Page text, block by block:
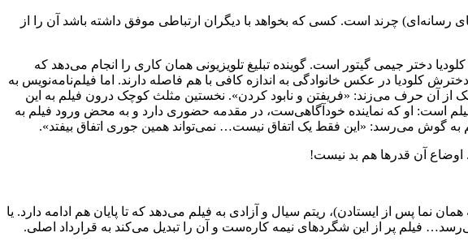
چرند است. کسی که بخواهد با دیگران ارتباطی موفق داشته باشد آن را از
دختر جیمی گیتور است. گوینده تبلیغ تلویزیونی همان کاری را انجام می‌دهد که
کلودیا در عکس خانوادگی به اندازه کافی با هم فاصله دارند. اما فیلم‌نامه‌نویس به
از آن حرف می‌زند: «فریفتن و نابود کردن». نخستین مثلث کوچک درون فیلم به این
است: او که نماینده خودآگاهی‌ست، در مقدمه حضوری دارد و به محض ورود فیلم به
گوش می‌رسد: «این فقط یک اتفاق نیست… نمی‌تواند همین جوری اتفاق بیفتد».
آن قدرها هم بد نیست!
پس از ایستادن)، ریتم سیال و آزادی به فیلم می‌دهد که تا پایان هم ادامه دارد. یا
به نظر می‌رسد… فیلم پر از این شگردهای نیمه کاره‌ست و آن را تبدیل می‌کند به قرارداد اصلی.